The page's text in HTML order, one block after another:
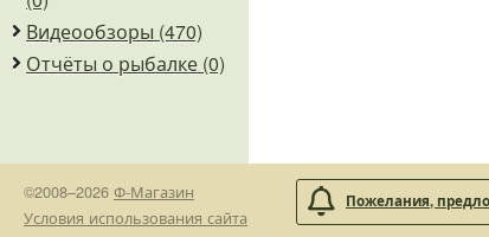
Видеообзоры (470)
Отчёты о рыбалке (0)
©2008–2026 Ф-Магазин
Условия использования сайта
Пожелания,